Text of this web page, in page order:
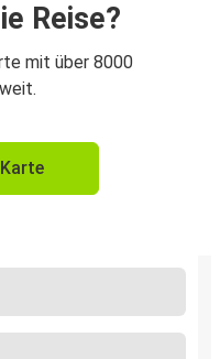
Reise?
mit über 8000